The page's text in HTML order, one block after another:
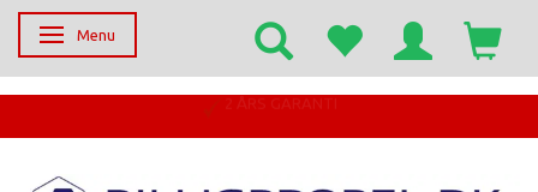
Skifte navigation
Menu